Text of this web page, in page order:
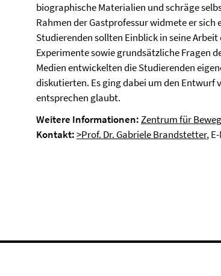
biographische Materialien und schräge
Rahmen der Gastprofessur widmete er
Studierenden sollten Einblick in seine
Experimente sowie grundsätzliche Fragen
Medien entwickelten die Studierenden
diskutierten. Es ging dabei um den Entwurf
entsprechen glaubt.
Weitere Informationen:Zentrum für
Kontakt:>Prof. Dr. Gabriele Brandstetter,